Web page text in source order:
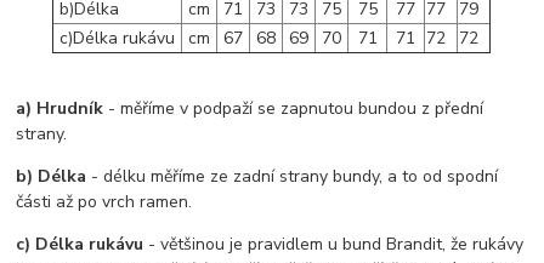
b)Délka cm 71 73 73 75 75 77 77
79
c)Délka rukávu
cm 67 68 69 70 71 71 72 72
a) Hrudník - měříme v podpaží se zapnutou bundou z přední
strany.
b) Délka - délku měříme ze zadní strany bundy, a to od spodní
části až po vrch ramen.
c) Délka rukávu - většinou je pravidlem u bund Brandit, že rukávy